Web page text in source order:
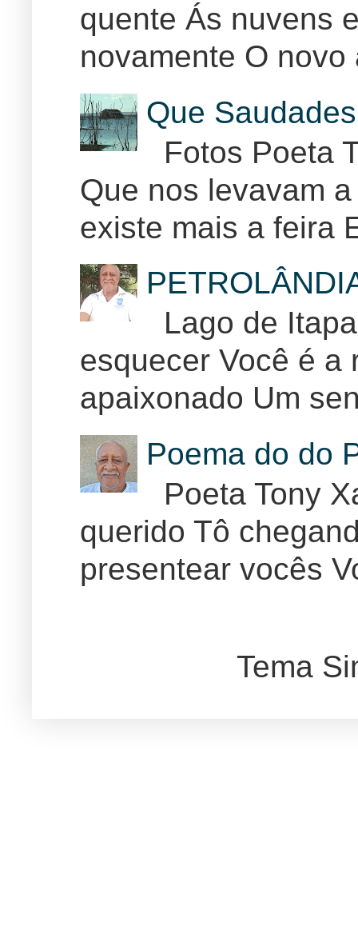
quente Ás nuvens
novamente O
Que
Fotos Poeta
Que nos levavam
existe mais a feira
Lago de
esquecer Você é a
apaixonado Um
Poema do do
Poeta Tony
querido Tô
presentear vocês
Tema